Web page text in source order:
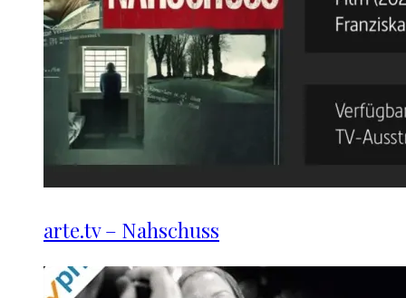
arte.tv – Nahschuss